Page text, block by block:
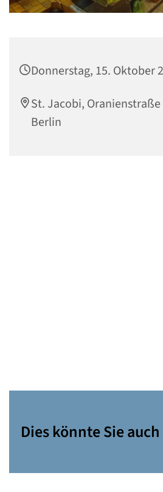
Donnerstag, 15. Oktober
St. Jacobi, Oranienstraße
Berlin
Dies könnte Sie